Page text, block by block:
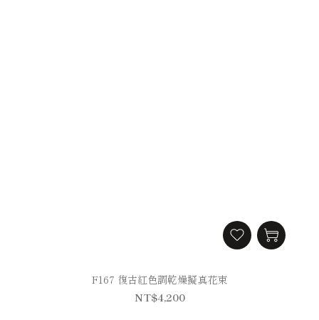
F167 復古紅色調乾燥擬真花束
NT$4,200